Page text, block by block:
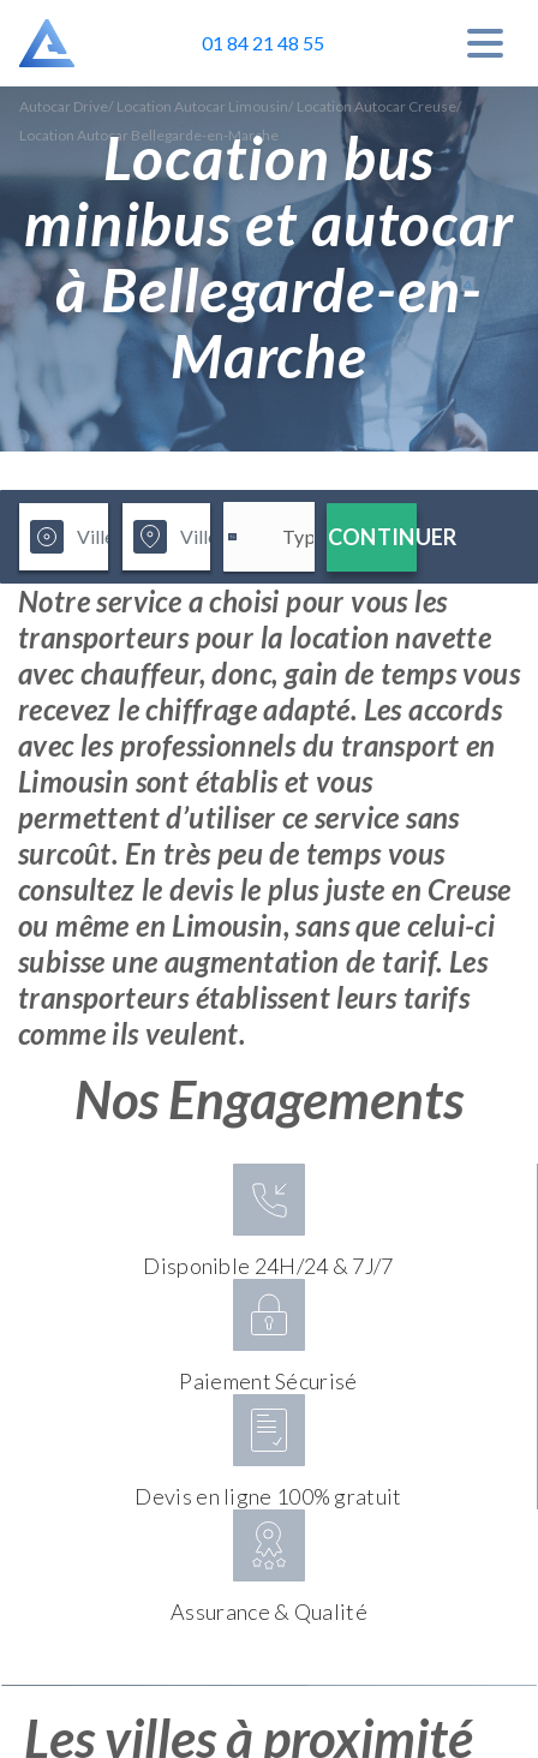
01 84 21 48 55
Autocar Drive/ Location Autocar Limousin/ Location Autocar Creuse/
Location Autocar Bellegarde-en-Marche
Location bus
minibus et autocar
à Bellegarde-en-
Marche
CONTINUER
Notre service a choisi pour vous les
transporteurs pour la location navette
avec chauffeur, donc, gain de temps vous
recevez le chiffrage adapté. Les accords
avec les professionnels du transport en
Limousin sont établis et vous
permettent d’utiliser ce service sans
surcoût. En très peu de temps vous
consultez le devis le plus juste en Creuse
ou même en Limousin, sans que celui-ci
subisse une augmentation de tarif. Les
transporteurs établissent leurs tarifs
comme ils veulent.
Nos Engagements
Disponible 24H/24 & 7J/7
Paiement Sécurisé
Devis en ligne 100% gratuit
Assurance & Qualité
Les villes à proximité